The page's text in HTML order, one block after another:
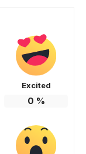
Excited
0 %